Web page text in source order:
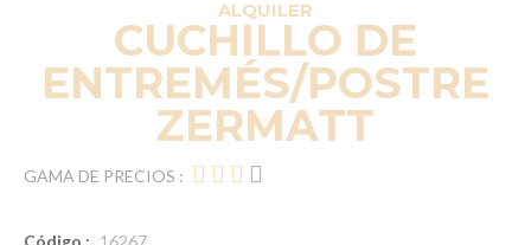
ALQUILER
CUCHILLO DE
ENTREMÉS/POSTRE
ZERMATT
GAMA DE PRECIOS :
Código : 16267